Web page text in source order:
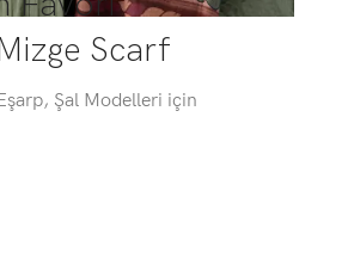
Scarf
Şal Modelleri için